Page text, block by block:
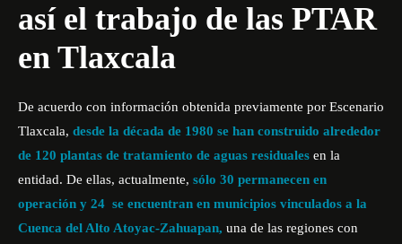
así el trabajo de las PTAR
en Tlaxcala
De acuerdo con información obtenida previamente por Escenario
Tlaxcala, desde la década de 1980 se han construido alrededor
de 120 plantas de tratamiento de aguas residuales en la
entidad. De ellas, actualmente, sólo 30 permanecen en
operación y 24 se encuentran en municipios vinculados a la
Cuenca del Alto Atoyac-Zahuapan, una de las regiones con